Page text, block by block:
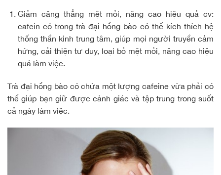
Giảm căng thẳng mệt mỏi, nâng cao hiệu quả cv:
cafein có trong trà đại hồng bào có thể kích thích hệ
thống thần kinh trung tâm, giúp mọi người truyền cảm
hứng, cải thiện tư duy, loại bỏ mệt mỏi, nâng cao hiệu
quả làm việc.
Trà đại hồng bào có chứa một lượng cafeine vừa phải có
thể giúp bạn giữ được cảnh giác và tập trung trong suốt
cả ngày làm việc.